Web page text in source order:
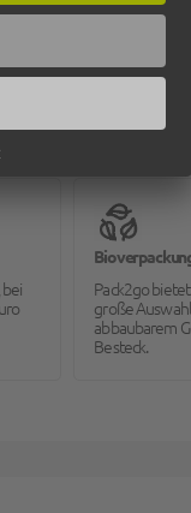
Pack2go
große
abbaubarem
Besteck.